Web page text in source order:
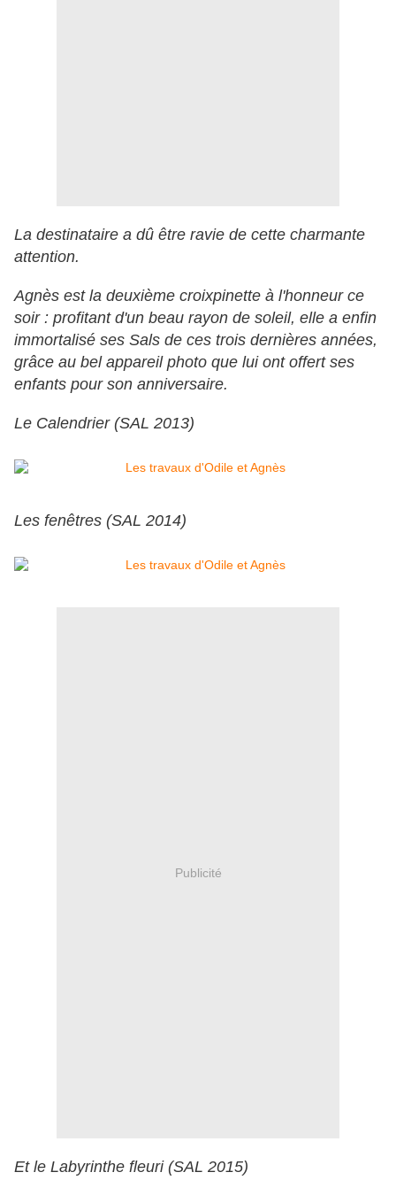
La destinataire a dû être ravie de cette charmante
attention.
Agnès est la deuxième croixpinette à l'honneur ce
soir : profitant d'un beau rayon de soleil, elle a enfin
immortalisé ses Sals de ces trois dernières années,
grâce au bel appareil photo que lui ont offert ses
enfants pour son anniversaire.
Le Calendrier (SAL 2013)
Les fenêtres (SAL 2014)
Publicité
Et le Labyrinthe fleuri (SAL 2015)